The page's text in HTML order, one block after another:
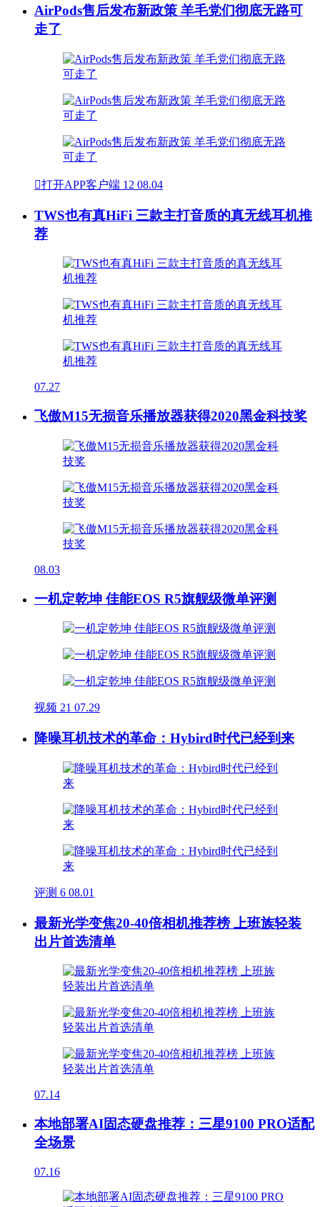
AirPods售后发布新政策 羊毛党们彻底无路可
走了
打开APP客户端 12 08.04
TWS也有真HiFi 三款主打音质的真无线耳机推
荐
07.27
飞傲M15无损音乐播放器获得2020黑金科技奖
08.03
一机定乾坤 佳能EOS R5旗舰级微单评测
视频 21 07.29
降噪耳机技术的革命：Hybird时代已经到来
评测 6 08.01
最新光学变焦20-40倍相机推荐榜 上班族轻装
出片首选清单
07.14
本地部署AI固态硬盘推荐：三星9100 PRO适配
全场景
07.16